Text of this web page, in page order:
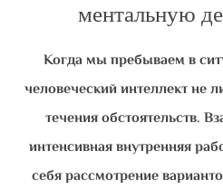
ментальную
Когда мы пребываем в
человеческий интеллект не
течения обстоятельств.
интенсивная внутренняя
себя рассмотрение